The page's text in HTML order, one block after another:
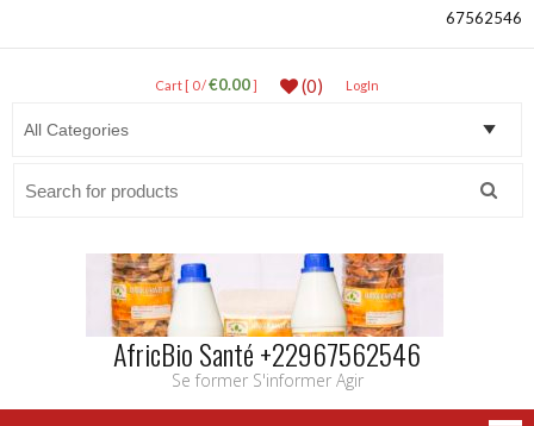
67562546
Cart [ 0 /€0.00] (0) LogIn
AfricBio Santé +22967562546
Se former S'informer Agir